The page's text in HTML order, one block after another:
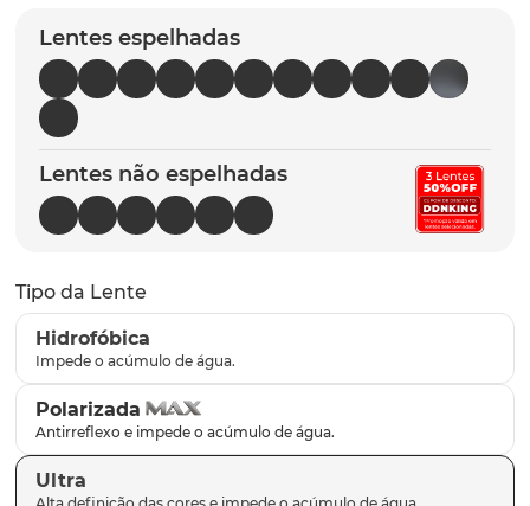
Lentes espelhadas
Lentes não espelhadas
Tipo da Lente
Hidrofóbica
Polarizada
Ultra
5º chaves
6º t-shock
7º gasket
8º parafusos
9º latch